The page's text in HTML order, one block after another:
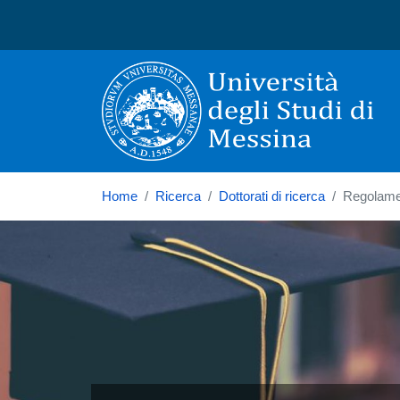
Home Ricerca Dottorati di ricerca